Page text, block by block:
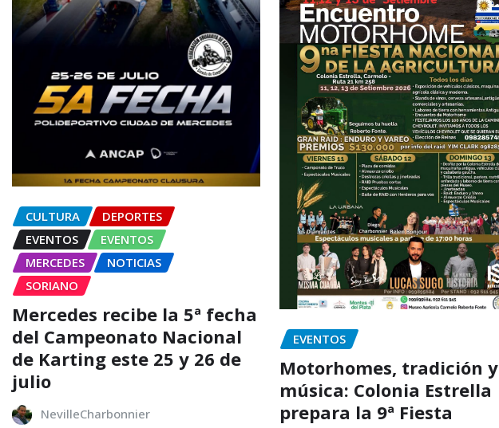
CULTURA
DEPORTES
EVENTOS
EVENTOS
MERCEDES
NOTICIAS
SORIANO
Mercedes recibe la 5ª fecha
del Campeonato Nacional
de Karting este 25 y 26 de
julio
NevilleCharbonnier
EVENTOS
Motorhomes, tradición y
música: Colonia Estrella
prepara la 9ª Fiesta